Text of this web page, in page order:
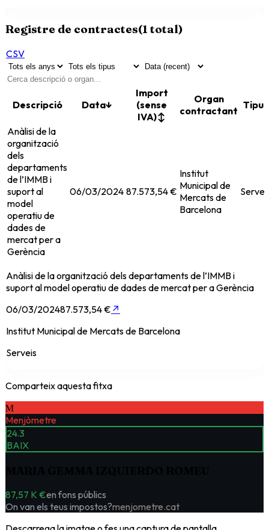
Registre de contractes(1total)
CSV
Descripció Data↓
Import
(sense
IVA)↕
Organ
contractant Tipus
Anàlisi de la
organització
dels
departaments
de l’IMMB i
suport al
model
operatiu de
dades de
mercat per a
Gerència
06/03/2024 87.573,54 €
Institut
Municipal de
Mercats de
Barcelona
Anàlisi de la organització dels departaments de l’IMMB i
suport al model operatiu de dades de mercat per a Gerència
06/03/202487.573,54 € ↗
Institut Municipal de Mercats de Barcelona
Serveis
Comparteix aquesta fitxa
M
Menjòmetre
24.3
BAIX
87,57 K €en fons públics
On van els teus impostos?menjometre.cat